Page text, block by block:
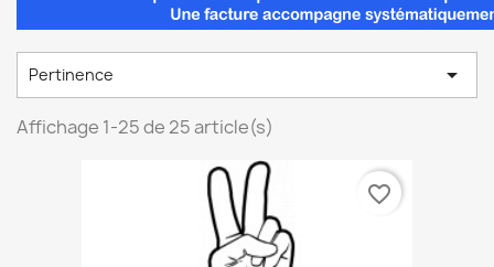
Pertinence 
Affichage 1-25 de 25 article(s)
favorite_border